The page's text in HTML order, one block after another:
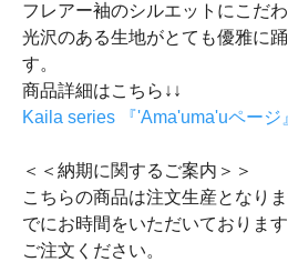
フレアー袖のシルエットにこだ
光沢のある生地がとても優雅に
す。
商品詳細はこちら↓↓
Kaila series 『'Ama'uma'uページ
＜＜納期に関するご案内＞＞
こちらの商品は注文生産となり
でにお時間をいただいておりま
ご注文ください。